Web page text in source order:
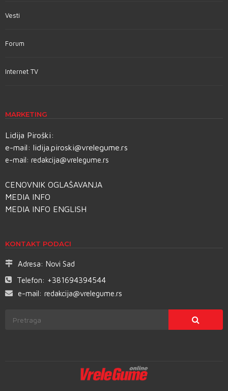
Vesti
Forum
Internet TV
MARKETING
Lidija Piroški:
e-mail: lidija.piroski@vrelegume.rs
e-mail: redakcija@vrelegume.rs
CENOVNIK OGLAŠAVANJA
MEDIA INFO
MEDIA INFO ENGLISH
KONTAKT PODACI
Adresa: Novi Sad
Telefon: +381694394544
e-mail: redakcija@vrelegume.rs